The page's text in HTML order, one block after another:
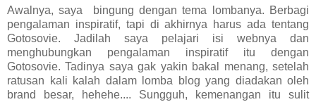
Awalnya, saya bingung dengan tema lombanya. Berbagi
pengalaman inspiratif, tapi di akhirnya harus ada tentang
Gotosovie. Jadilah saya pelajari isi webnya dan
menghubungkan pengalaman inspiratif itu dengan
Gotosovie. Tadinya saya gak yakin bakal menang, setelah
ratusan kali kalah dalam lomba blog yang diadakan oleh
brand besar, hehehe.... Sungguh, kemenangan itu sulit